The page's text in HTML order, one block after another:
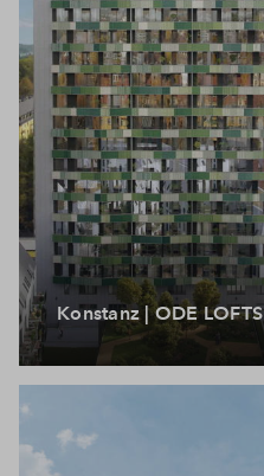
Konstanz | ODE LOFTS